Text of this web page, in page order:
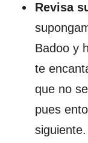
Revisa
Badoo y
te
que no
pues